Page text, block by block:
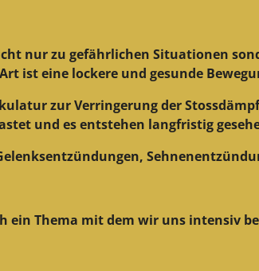
nur zu gefährlichen Situationen
ist eine lockere und gesunde
zur Verringerung der
und es entstehen langfristig
ein Thema mit dem wir uns intensiv